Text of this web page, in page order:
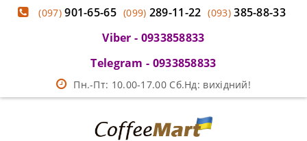
(097)901-65-65 (099) 289-11-22 (093)385-88-33
Viber - 0933858833
Telegram - 0933858833
Пн.-Пт: 10.00-17.00 Сб.Нд: вихідний!